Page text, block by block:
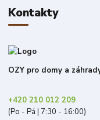
Kontakty
OZY pro domy a
+420 210 012 209
(Po - Pá | 7:30 - 16:00)